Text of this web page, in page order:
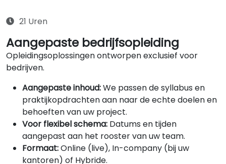
21 Uren
Aangepaste bedrijfsopleiding
Opleidingsoplossingen ontworpen exclusief voor
bedrijven.
Aangepaste inhoud:We passen de syllabus en
praktijkopdrachten aan naar de echte doelen en
behoeften van uw project.
Voor flexibel schema: Datums en tijden
aangepast aan het rooster van uw team.
Formaat:Online (live), In-company (bij uw
kantoren) of Hybride.